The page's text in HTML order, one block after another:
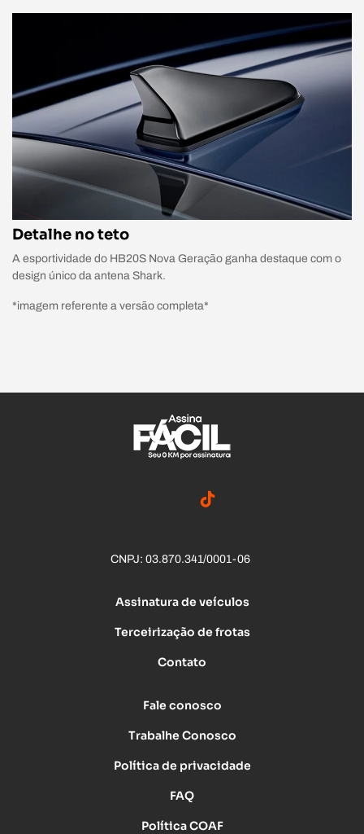
Detalhe no teto
A esportividade do HB20S Nova Geração ganha destaque com o
design único da antena Shark.
*imagem referente a versão completa*
CNPJ: 03.870.341/0001-06
Assinatura de veículos
Terceirização de frotas
Contato
Fale conosco
Trabalhe Conosco
Política de privacidade
FAQ
Política COAF